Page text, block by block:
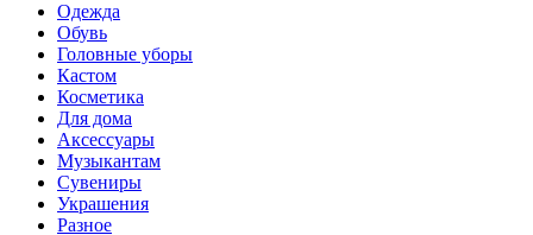
Одежда
Обувь
Головные уборы
Кастом
Косметика
Для дома
Аксессуары
Музыкантам
Сувениры
Украшения
Разное